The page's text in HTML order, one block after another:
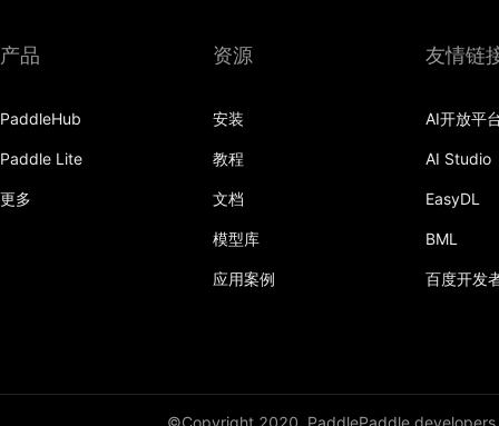
产品
PaddleHub
Paddle Lite
更多
资源
安装
教程
文档
模型库
应用案例
友情链
AI开放平
AI Studio
EasyDL
BML
百度开发
©Copyright 2020, PaddlePaddle developers.